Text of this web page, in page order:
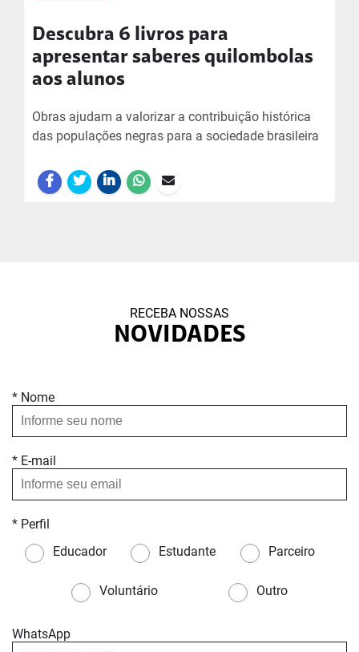
Descubra 6 livros para
apresentar saberes quilombolas
aos alunos
Obras ajudam a valorizar a contribuição histórica
das populações negras para a sociedade brasileira
RECEBA NOSSAS
NOVIDADES
* Nome
* E-mail
* Perfil
Educador
Estudante Parceiro
Voluntário Outro
WhatsApp